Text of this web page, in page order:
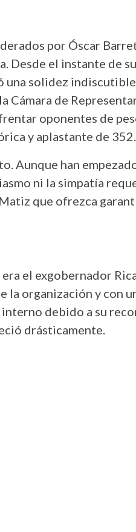
por Óscar
Desde el instante de su
solidez
Cámara de
oponentes de
y aplastante de
Aunque han
ni la simpatía
que ofrezca
el exgobernador
organización y con
debido a su
drásticamente.